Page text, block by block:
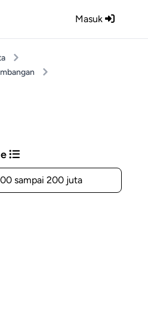
Masuk
sampai 200 juta